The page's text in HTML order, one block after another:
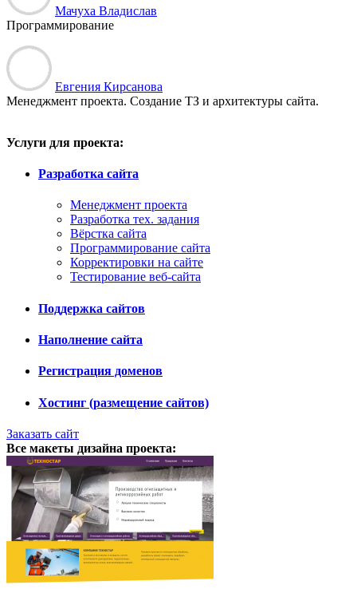
Мачуха Владислав
Программирование
Евгения Кирсанова
Менеджмент проекта. Создание ТЗ и архитектуры сайта.
Услуги для проекта:
Разработка сайта
Менеджмент проекта
Разработка тех. задания
Вёрстка сайта
Программирование сайта
Корректировки на сайте
Тестирование веб-сайта
Поддержка сайтов
Наполнение сайта
Регистрация доменов
Хостинг (размещение сайтов)
Заказать сайт
Все макеты дизайна проекта: